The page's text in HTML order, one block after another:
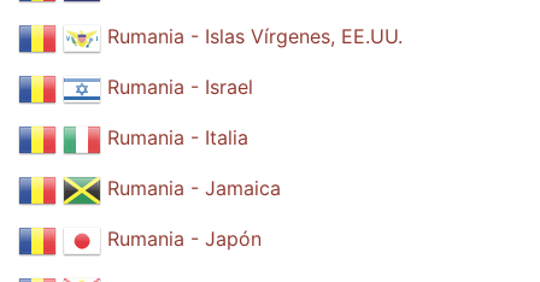
Rumania - Islas Vírgenes, EE.UU.
Rumania - Israel
Rumania - Italia
Rumania - Jamaica
Rumania - Japón